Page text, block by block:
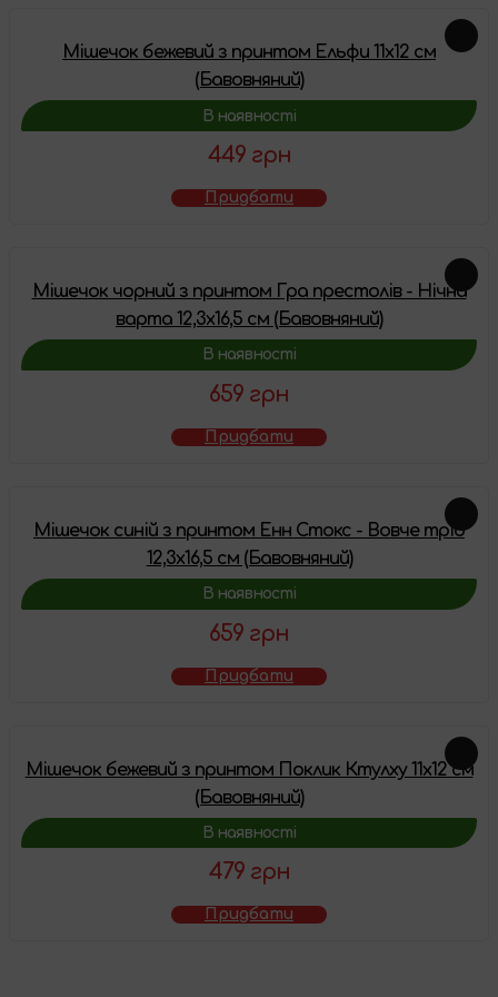
Мішечок бежевий з принтом Ельфи 11x12 см
(Бавовняний)
В наявності
449 грн
Придбати
Мішечок чорний з принтом Гра престолів - Нічна
варта 12,3x16,5 см (Бавовняний)
В наявності
659 грн
Придбати
Мішечок синій з принтом Енн Стокс - Вовче тріо
12,3x16,5 см (Бавовняний)
В наявності
659 грн
Придбати
Мішечок бежевий з принтом Поклик Ктулху 11x12 см
(Бавовняний)
В наявності
479 грн
Придбати